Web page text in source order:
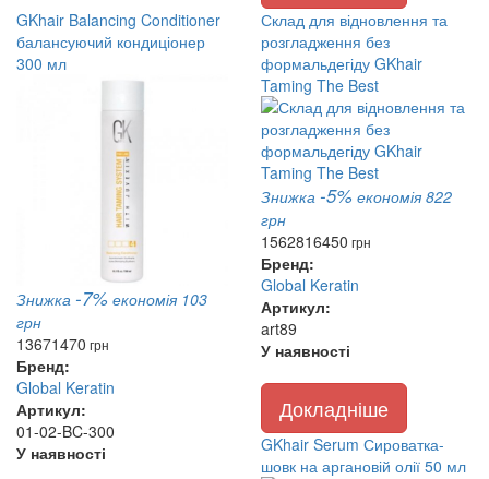
GKhair Balancing Conditioner
балансуючий кондиціонер
300 мл
Знижка -7% економія 103
грн
13671470 грн
Бренд:
Global Keratin
Артикул:
01-02-BC-300
У наявності
Склад для відновлення та
розгладження без
формальдегіду GKhair
Taming The Best
Знижка -5% економія 822
грн
1562816450 грн
Бренд:
Global Keratin
Артикул:
art89
У наявності
Докладніше
GKhair Serum Сироватка-
шовк на аргановій олії 50 мл